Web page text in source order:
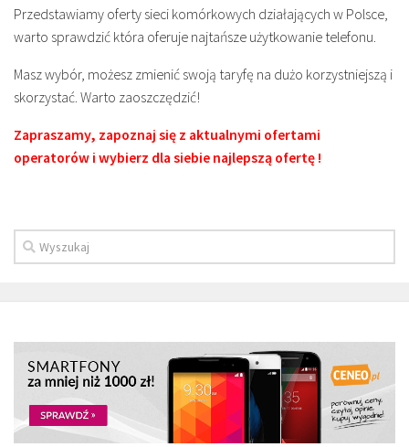
Przedstawiamy oferty sieci komórkowych działających w Polsce,
warto sprawdzić która oferuje najtańsze użytkowanie telefonu.
Masz wybór, możesz zmienić swoją taryfę na dużo korzystniejszą i
skorzystać. Warto zaoszczędzić!
Zapraszamy, zapoznaj się z aktualnymi ofertami
operatorów i wybierz dla siebie najlepszą ofertę !